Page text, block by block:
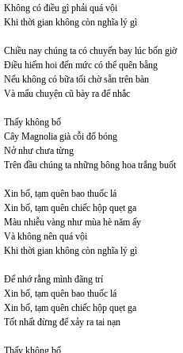
Không có điều gì phải quá vội
Khi thời gian không còn nghĩa lý gì
Chiều nay chúng ta có chuyến bay lúc bốn giờ
Điều hiếm hoi đến mức có thể quên bẵng
Nếu không có bữa tối chờ sẵn trên bàn
Và mẩu chuyện cũ bày ra để nhắc
Thấy không bố
Cây Magnolia già cỗi đổ bóng
Nở như chưa từng
Trên đầu chúng ta những bông hoa trắng buốt
Xin bố, tạm quên bao thuốc lá
Xin bố, tạm quên chiếc hộp quẹt ga
Màu nhiễu vàng như mùa hè năm ấy
Và không nên quá vội
Khi thời gian không còn nghĩa lý gì
Để nhớ rằng mình đãng trí
Xin bố, tạm quên bao thuốc lá
Xin bố, tạm quên chiếc hộp quẹt ga
Tốt nhất đừng để xảy ra tai nạn
Thấy không bố